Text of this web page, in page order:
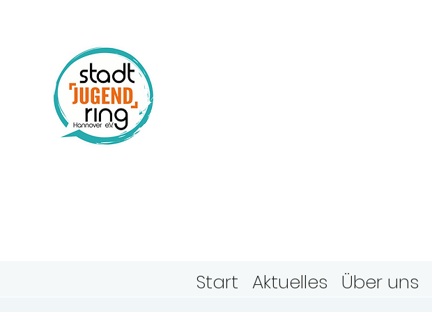
Start Aktuelles Über uns